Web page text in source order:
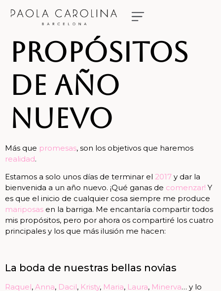
Propósitos
de año
nuevo
Más que promesas, son los objetivos que haremos
realidad.
Estamos a solo unos días de terminar el 2017 y dar la
bienvenida a un año nuevo. ¡Qué ganas de comenzar! Y
es que el inicio de cualquier cosa siempre me produce
mariposas en la barriga. Me encantaría compartir todos
mis propósitos, pero por ahora os compartiré los cuatro
principales y los que más ilusión me hacen:
La boda de nuestras bellas novias
Raquel, Anna, Dacil, Kristy, Maria, Laura, Minerva… y lo